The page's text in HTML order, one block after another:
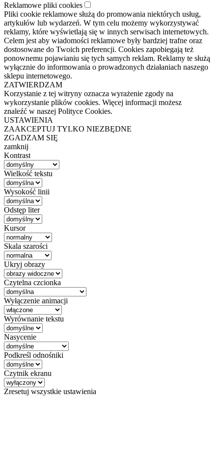
Reklamowe pliki cookies
Pliki cookie reklamowe służą do promowania niektórych usług,
artykułów lub wydarzeń. W tym celu możemy wykorzystywać
reklamy, które wyświetlają się w innych serwisach internetowych.
Celem jest aby wiadomości reklamowe były bardziej trafne oraz
dostosowane do Twoich preferencji. Cookies zapobiegają też
ponownemu pojawianiu się tych samych reklam. Reklamy te służą
wyłącznie do informowania o prowadzonych działaniach naszego
sklepu internetowego.
ZATWIERDZAM
Korzystanie z tej witryny oznacza wyrażenie zgody na
wykorzystanie plików cookies. Więcej informacji możesz
znaleźć w naszej Polityce Cookies.
USTAWIENIA
ZAAKCEPTUJ TYLKO NIEZBĘDNE
ZGADZAM SIĘ
zamknij
Kontrast
Wielkość tekstu
Wysokość linii
Odstęp liter
Kursor
Skala szarości
Ukryj obrazy
Czytelna czcionka
Wyłączenie animacji
Wyrównanie tekstu
Nasycenie
Podkreśl odnośniki
Czytnik ekranu
Zresetuj wszystkie ustawienia